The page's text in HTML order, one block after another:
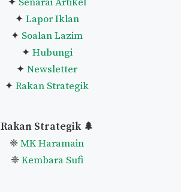
✦ Lapor Iklan
✦ Soalan Lazim
✦ Hubungi
✦ Newsletter
✦ Rakan Strategik
Rakan Strategik 🌲
❈MK Haramain
❈Kembara Sufi